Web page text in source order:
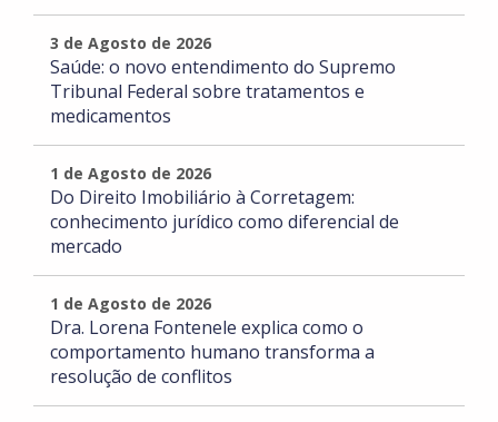
3 de Agosto de 2026
Saúde: o novo entendimento do Supremo
Tribunal Federal sobre tratamentos e
medicamentos
1 de Agosto de 2026
Do Direito Imobiliário à Corretagem:
conhecimento jurídico como diferencial de
mercado
1 de Agosto de 2026
Dra. Lorena Fontenele explica como o
comportamento humano transforma a
resolução de conflitos